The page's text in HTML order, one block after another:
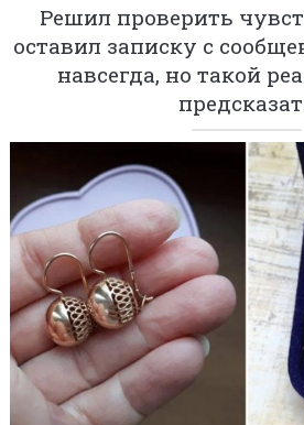
Решил проверить
оставил записку с
навсегда, но такой